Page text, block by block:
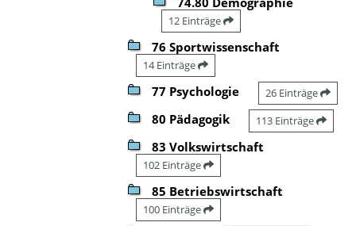
12 Einträge
76 Sportwissenschaft
14 Einträge
77 Psychologie 26 Einträge
80 Pädagogik 113 Einträge
83 Volkswirtschaft
102 Einträge
85 Betriebswirtschaft
100 Einträge